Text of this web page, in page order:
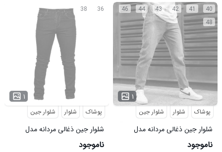
36
38
۱
پوشاک شلوار شلوار جین
شلوار جین ذغالی مردانه مدل
syavash
ناموجود
40
41
42
43
44
46
48
۱
پوشاک شلوار شلوار جین
شلوار جین ذغالی مردانه مدل
ABTIN
ناموجود